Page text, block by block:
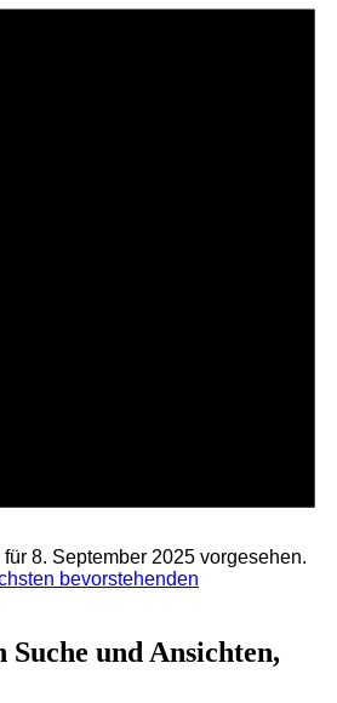
8. September 2025 vorgesehen.
bevorstehenden
Suche und Ansichten,